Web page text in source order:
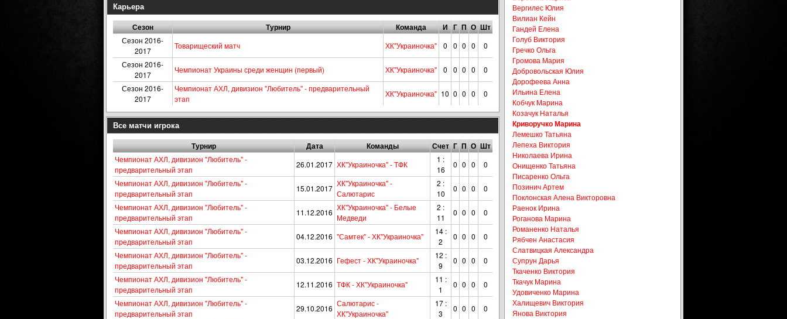
Вергилес Юлия
Вилиан Кейн
Гандей Елена
Голуб Виктория
Гречко Ольга
Громова Мария
Добровольская Юлия
Дорофеева Анна
Ильина Елена
Кобчук Марина
Козачук Наталья
Криворучко Марина
Лемешко Татьяна
Лепеха Виктория
Николаева Ирина
Онищенко Татьяна
Писаренко Ольга
Позинич Артем
Поклонская Алена Викторовна
Раенок Ирина
Роганова Марина
Романенко Наталья
Рябчен Анастасия
Слатвицкая Александра
Супрун Дарья
Ткаченко Виктория
Ткачук Марина
Удовиченко Марина
Халищевич Виктория
Янова Виктория
Карьера
Сезон Турнир Команда И Г П О Шт
Сезон 2016-
2017
Товарищеский матч ХК"Украиночка" 0 0 0 0
0
Сезон 2016-
2017
Чемпионат Украины среди женщин (первый) ХК"Украиночка" 0 0 0 0
0
Сезон 2016-
2017
Чемпионат АХЛ, дивизион "Любитель" - предварительный
этап
ХК"Украиночка" 10 0 0 0 0
Все матчи игрока
Турнир Дата Команды Счет Г П О Шт
Чемпионат АХЛ, дивизион "Любитель" -
предварительный этап
26.01.2017 ХК"Украиночка" - ТФК
1 :
16
0 0 0
0
Чемпионат АХЛ, дивизион "Любитель" -
предварительный этап
15.01.2017
ХК"Украиночка" -
Салютарис
2 :
10
0 0 0
0
Чемпионат АХЛ, дивизион "Любитель" -
предварительный этап
11.12.2016
ХК"Украиночка" - Белые
Медведи
2 :
11
0 0 0
0
Чемпионат АХЛ, дивизион "Любитель" -
предварительный этап
04.12.2016 "Самтек" - ХК"Украиночка"
14 :
2
0 0 0
0
Чемпионат АХЛ, дивизион "Любитель" -
предварительный этап
03.12.2016 Гефест - ХК"Украиночка"
12 :
9
0 0 0
0
Чемпионат АХЛ, дивизион "Любитель" -
предварительный этап
12.11.2016 ТФК - ХК"Украиночка"
11 :
1
0 0 0
0
Чемпионат АХЛ, дивизион "Любитель" -
предварительный этап
29.10.2016
Салютарис -
ХК"Украиночка"
17 :
3
0 0 0
0